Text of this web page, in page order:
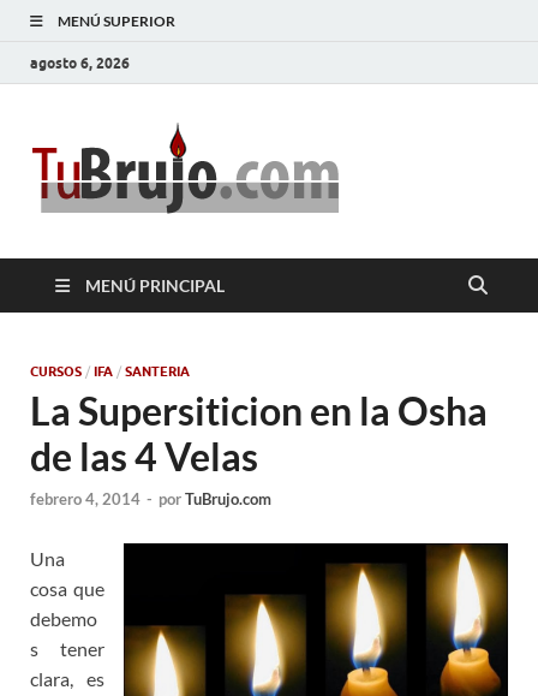
MENÚ SUPERIOR
agosto 6, 2026
MENÚ PRINCIPAL
CURSOS / IFA / SANTERIA
La Supersiticion en la Osha
de las 4 Velas
febrero 4, 2014 - porTuBrujo.com
Una
cosa que
debemo
s tener
clara, es